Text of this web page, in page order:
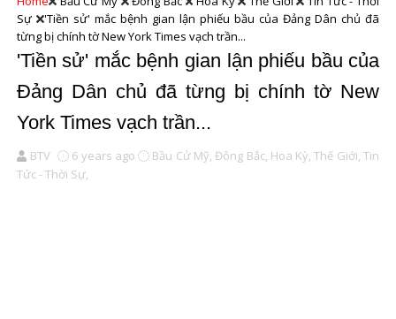
Sự
'Tiền sử' mắc bệnh gian lận phiếu bầu của Đảng Dân chủ đã
từng bị chính tờ New York Times vạch trần...
'Tiền sử' mắc bệnh gian lận phiếu bầu của
Đảng Dân chủ đã từng bị chính tờ New
York Times vạch trần...
BTV 6 years ago Bầu Cử Mỹ, Đông Bắc, Hoa Kỳ, Thế Giới, Tin
Tức - Thời Sự,